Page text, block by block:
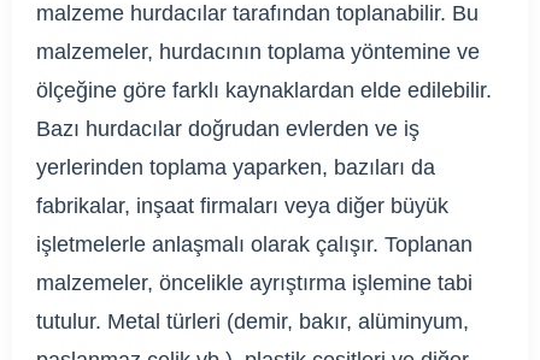
malzeme hurdacılar tarafından toplanabilir. Bu
malzemeler, hurdacının toplama yöntemine ve
ölçeğine göre farklı kaynaklardan elde edilebilir.
Bazı hurdacılar doğrudan evlerden ve iş
yerlerinden toplama yaparken, bazıları da
fabrikalar, inşaat firmaları veya diğer büyük
işletmelerle anlaşmalı olarak çalışır. Toplanan
malzemeler, öncelikle ayrıştırma işlemine tabi
tutulur. Metal türleri (demir, bakır, alüminyum,